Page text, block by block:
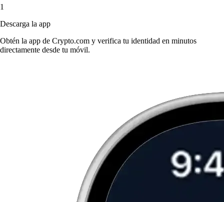
1
Descarga la app
Obtén la app de Crypto.com y verifica tu identidad en minutos
directamente desde tu móvil.